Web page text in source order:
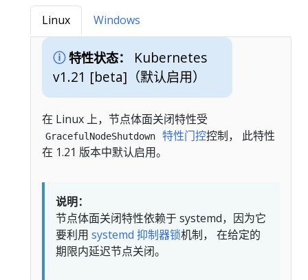
Linux Windows
特性状态：
Kubernetes
v1.21 [beta] （默认启用）
在 Linux 上，节点体面关闭特性受
GracefulNodeShutdown 特性门控控制， 此特性
在 1.21 版本中默认启用。
说明：
节点体面关闭特性依赖于 systemd，因为它
要利用 systemd 抑制器锁机制， 在给定的
期限内延迟节点关闭。